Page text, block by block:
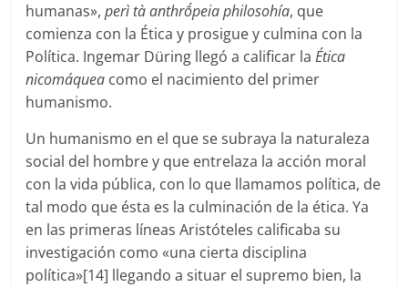
humanas»,perì tà anthrṓpeia philosohía, que
comienza con la Ética y prosigue y culmina con la
Política. Ingemar Düring llegó a calificar laÉtica
nicomáquea como el nacimiento del primer
humanismo.
Un humanismo en el que se subraya la naturaleza
social del hombre y que entrelaza la acción moral
con la vida pública, con lo que llamamos política, de
tal modo que ésta es la culminación de la ética. Ya
en las primeras líneas Aristóteles calificaba su
investigación como «una cierta disciplina
política»[14] llegando a situar el supremo bien, la